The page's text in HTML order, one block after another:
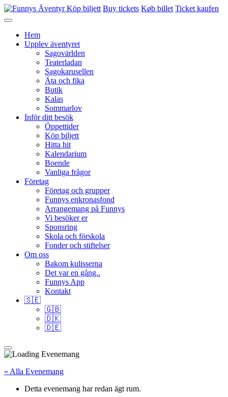
Köp biljett Buy tickets Køb billet Ticket kaufen
Hem
Upplev äventyret
Sagovärlden
Teaterladan
Sagokarusellen
Äta och fika
Butik
Kalas
Sommarlov
Inför ditt besök
Öppettider
Köp biljett
Hitta hit
Kalendarium
Boende
Vanliga frågor
Företag
Företag och grupper
Funnys enkronasfond
Arrangemang på Funnys
Vi besöker er
Sponsring
Skola och förskola
Fonder och stiftelser
Om oss
Bakom kulisserna
Det var en gång..
Funnys App
Kontakt
🇸🇪
🇬🇧
🇩🇰
🇩🇪
« Alla Evenemang
Detta evenemang har redan ägt rum.